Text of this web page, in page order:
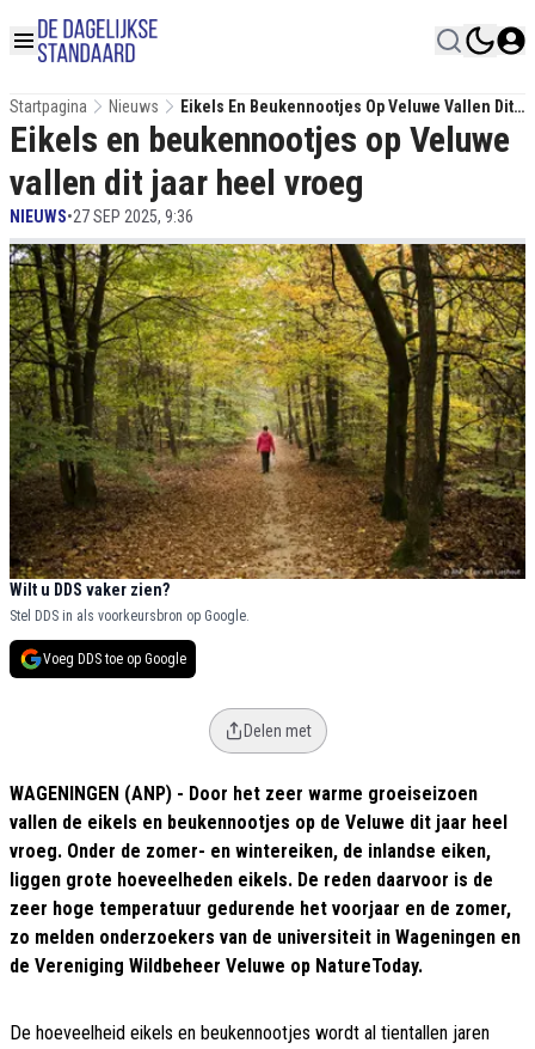
Startpagina Nieuws
Eikels En Beukennootjes Op Veluwe Vallen Dit
Jaar Heel Vroeg
Eikels en beukennootjes op Veluwe
vallen dit jaar heel vroeg
NIEUWS•27 SEP 2025, 9:36
Wilt u DDS vaker zien?
Stel DDS in als voorkeursbron op Google.
Voeg DDS toe op Google
Delen met
WAGENINGEN (ANP) - Door het zeer warme groeiseizoen
vallen de eikels en beukennootjes op de Veluwe dit jaar heel
vroeg. Onder de zomer- en wintereiken, de inlandse eiken,
liggen grote hoeveelheden eikels. De reden daarvoor is de
zeer hoge temperatuur gedurende het voorjaar en de zomer,
zo melden onderzoekers van de universiteit in Wageningen en
de Vereniging Wildbeheer Veluwe op NatureToday.
De hoeveelheid eikels en beukennootjes wordt al tientallen jaren